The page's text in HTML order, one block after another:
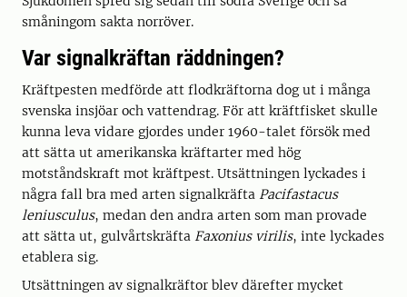
småningom sakta norröver.
Var signalkräftan räddningen?
Kräftpesten medförde att flodkräftorna dog ut i många
svenska insjöar och vattendrag. För att kräftfisket skulle
kunna leva vidare gjordes under 1960-talet försök med
att sätta ut amerikanska kräftarter med hög
motståndskraft mot kräftpest. Utsättningen lyckades i
några fall bra med arten signalkräfta Pacifastacus
leniusculus, medan den andra arten som man provade
att sätta ut, gulvårtskräfta Faxonius virilis, inte lyckades
etablera sig.
Utsättningen av signalkräftor blev därefter mycket